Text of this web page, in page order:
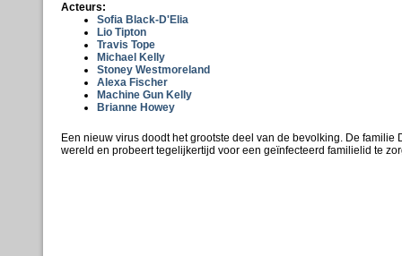
Acteurs:
Sofia Black-D'Elia
Lio Tipton
Travis Tope
Michael Kelly
Stoney Westmoreland
Alexa Fischer
Machine Gun Kelly
Brianne Howey
Een nieuw virus doodt het grootste deel van de bevolking. De familie
wereld en probeert tegelijkertijd voor een geïnfecteerd familielid te